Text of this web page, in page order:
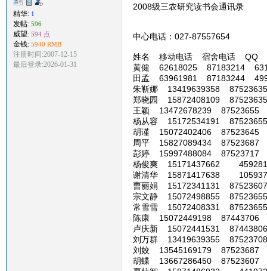
精华: 1
发帖: 596
威望: 594 点
金钱: 5940 RMB
注册时间:2007-12-15
最后登录:2026-01-31
2008级三农研究读书会通讯录
中心电话：027-87557654
姓名 移动电话 宿舍电话 QQ
黄健 62618025 87183214
田孟 63961981 87183244
朱靳娜 13419639358
郑晓园 15872408109
王颖 13472678239 87523655
杨从容 15172534191
胡谨 15072402406 87523645
周平 15827089434 87523687
彭婷 15997488084 87523717
杨俊爽 15171437662
谢清华 15871417638
曹丽娟 15172341131
宗文静 15072498855
常雪雪 15072408331
陈康 15072449198 87443706
卢庆新 15072441531
刘万群 13419639355
刘姣 13545169179 87523687
胡蝶 13667286450 87523607